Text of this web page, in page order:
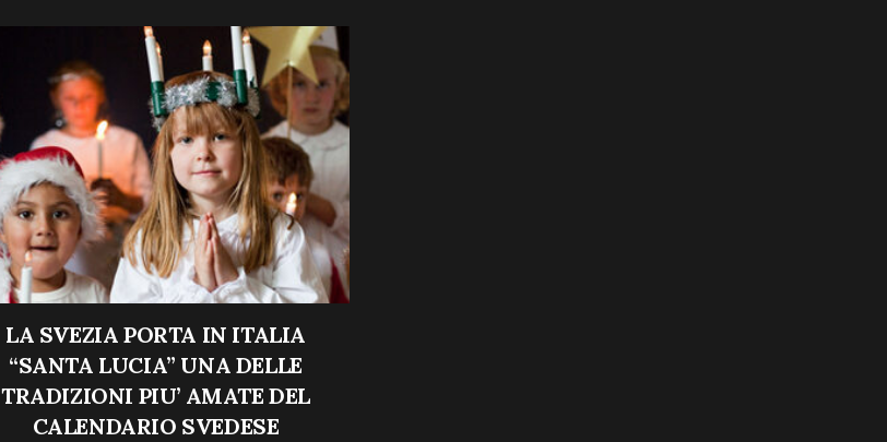
LA SVEZIA PORTA IN ITALIA
“SANTA LUCIA” UNA DELLE
TRADIZIONI PIU’ AMATE DEL
CALENDARIO SVEDESE